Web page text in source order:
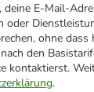
deine E-Mail-
oder
ohne
den
kontaktierst.
.